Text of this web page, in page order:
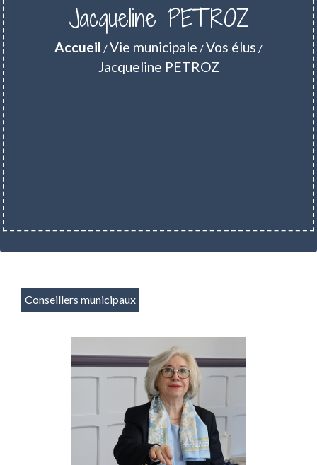
Jacqueline PETROZ
Accueil /Vie municipale /Vos élus /
Jacqueline PETROZ
Conseillers municipaux